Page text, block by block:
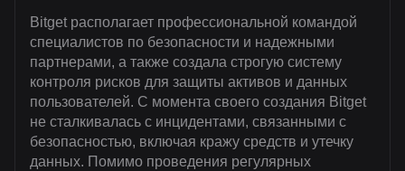
Bitget располагает профессиональной командой
специалистов по безопасности и надежными
партнерами, а также создала строгую систему
контроля рисков для защиты активов и данных
пользователей. С момента своего создания Bitget
не сталкивалась с инцидентами, связанными с
безопасностью, включая кражу средств и утечку
данных. Помимо проведения регулярных